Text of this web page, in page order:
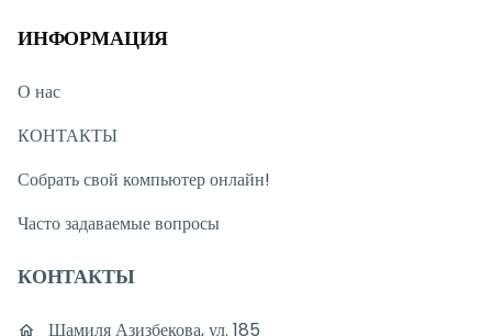
ИНФОРМАЦИЯ
О нас
КОНТАКТЫ
Собрать свой компьютер онлайн!
Часто задаваемые вопросы
КОНТАКТЫ
Шамиля Азизбекова, ул. 185